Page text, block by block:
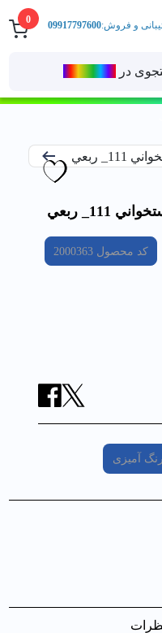
0
در
و فروش:09917797600
ربعي
کد محصول 2000363
آمیزی